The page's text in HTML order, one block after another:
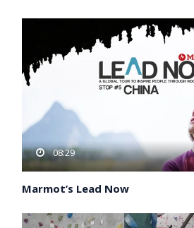
08:29
Marmot’s Lead Now